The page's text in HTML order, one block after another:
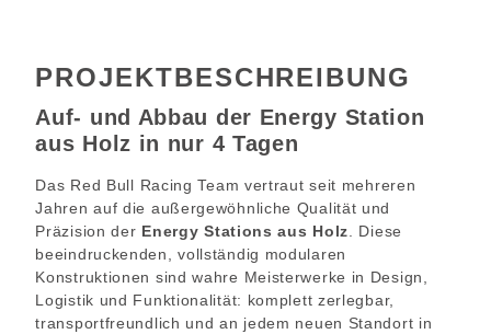
PROJEKT­BESCHREIBUNG
Auf- und Abbau der Energy Station
aus Holz in nur 4 Tagen
Das Red Bull Racing Team vertraut seit mehreren
Jahren auf die außergewöhnliche Qualität und
Präzision der Energy Stations aus Holz . Diese
beeindruckenden, vollständig modularen
Konstruktionen sind wahre Meisterwerke in Design,
Logistik und Funktionalität: komplett zerlegbar,
transportfreundlich und an jedem neuen Standort in